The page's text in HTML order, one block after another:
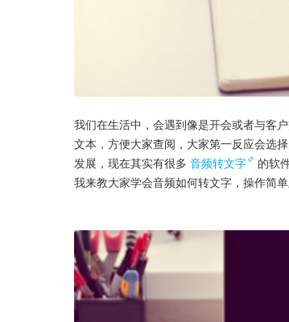
我们在生活中，会遇到像是开会或者与客
文本，方便大家查阅，大家第一反应会选
发展，现在其实有很多 音频转文字
的软
我来教大家学会音频如何转文字，操作简